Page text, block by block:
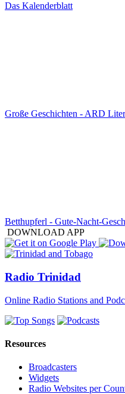
Das Kalenderblatt
Große Geschichten - ARD
Betthupferl - Gute-Nacht-
DOWNLOAD APP
Radio Trinidad
Online Radio Stations and
Resources
Broadcasters
Widgets
Radio Websites per